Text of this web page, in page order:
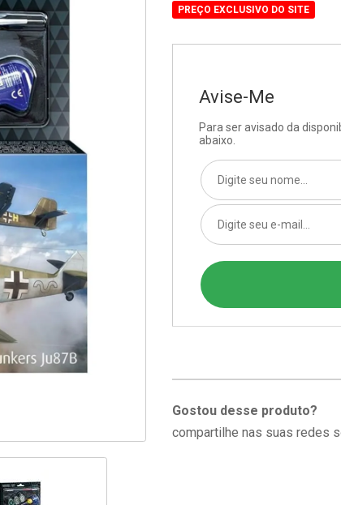
PREÇO EXCLUSIVO DO SITE
Avise-Me
Para ser avisado da
abaixo.
Gostou desse produto?
compartilhe nas suas redes